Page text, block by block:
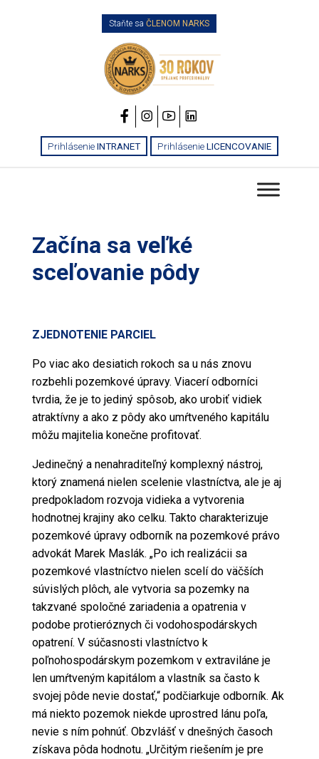
Staňte saČLENOM NARKS
PrihlásenieINTRANET PrihlásenieLICENCOVANIE
Začína sa veľké
sceľovanie pôdy
ZJEDNOTENIE PARCIEL
Po viac ako desiatich rokoch sa u nás znovu
rozbehli pozemkové úpravy. Viacerí odborníci
tvrdia, že je to jediný spôsob, ako urobiť vidiek
atraktívny a ako z pôdy ako umŕtveného kapitálu
môžu majitelia konečne profitovať.
Jedinečný a nenahraditeľný komplexný nástroj,
ktorý znamená nielen scelenie vlastníctva, ale je aj
predpokladom rozvoja vidieka a vytvorenia
hodnotnej krajiny ako celku. Takto charakterizuje
pozemkové úpravy odborník na pozemkové právo
advokát Marek Maslák. „Po ich realizácii sa
pozemkové vlastníctvo nielen scelí do väčších
súvislých plôch, ale vytvoria sa pozemky na
takzvané spoločné zariadenia a opatrenia v
podobe protieróznych či vodohospodárskych
opatrení. V súčasnosti vlastníctvo k
poľnohospodárskym pozemkom v extraviláne je
len umŕtveným kapitálom a vlastník sa často k
svojej pôde nevie dostať,“ podčiarkuje odborník. Ak
má niekto pozemok niekde uprostred lánu poľa,
nevie s ním pohnúť. Obzvlášť v dnešných časoch
získava pôda hodnotu. „Určitým riešením je pre